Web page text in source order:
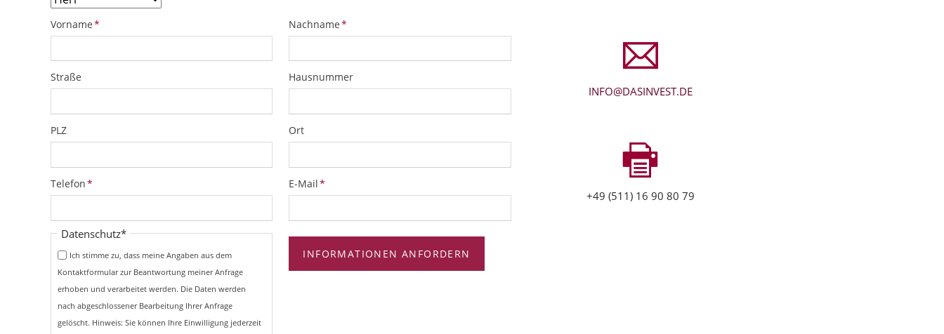
Pflichtfeld
Vorname* Pflichtfeld
Nachname*
Straße Hausnummer
PLZ Ort
Pflichtfeld
Telefon* Pflichtfeld
E-Mail*
Pflichtfeld
Datenschutz*
Ich stimme zu, dass meine Angaben aus dem
Kontaktformular zur Beantwortung meiner Anfrage
erhoben und verarbeitet werden. Die Daten werden
nach abgeschlossener Bearbeitung Ihrer Anfrage
gelöscht. Hinweis: Sie können Ihre Einwilligung jederzeit
INFORMATIONEN ANFORDERN
INFO@DASINVEST.DE
+49 (511) 16 90 80 79